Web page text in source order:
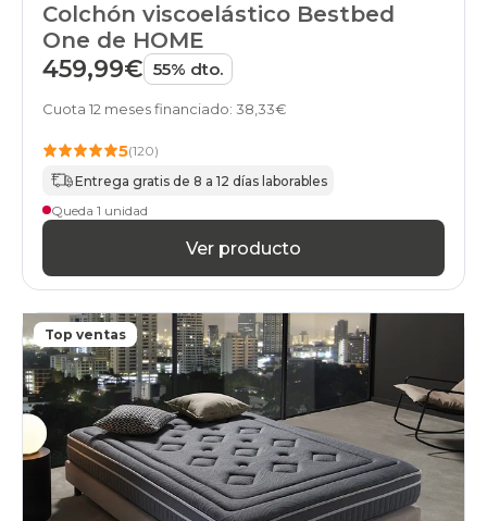
Colchón viscoelástico Bestbed
One de HOME
459,99€ 55% dto.
Cuota 12 meses financiado: 38,33€
5(120)
Entrega gratis de 8 a 12 días laborables
Queda 1 unidad
Ver producto
Top ventas